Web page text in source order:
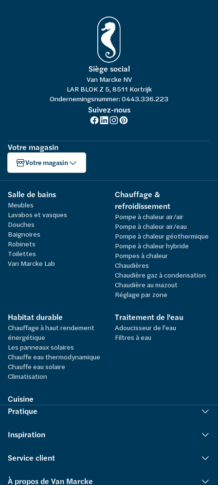
Siège social
Van Marcke NV
LAR BLOK Z 5, 8511 Kortrijk
Ondernemingsnummer: 0443.336.223
Suivez-nous
Votre magasin
Votre magasin
Salle de bains
Meubles
Lavabos et vasques
Douches
Baignoires
Robinets
Toilettes
Van Marcke Lab
Chauffage &
refroidissement
Pompe à chaleur air/air
Pompe à chaleur air/eau
Pompe à chaleur géothermique
Pompe à chaleur hybride
Pompes à chaleur
Chaudières
Chaudière gaz à condensation
Chaudière au mazout
Réglage par zone
Habitat durable
Chauffage à haut rendement
énergétique
Les panneaux solaires
Chauffe eau thermodynamique
Chauffe eau solaire
Climatisation
Traitement de l'eau
Adoucisseur de l'eau
Filtres à eau
Cuisine
Pratique
Inspiration
Service client
À propos de Van Marcke